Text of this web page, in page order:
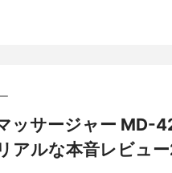
ッサージャー MD-
アルな本音レビュ